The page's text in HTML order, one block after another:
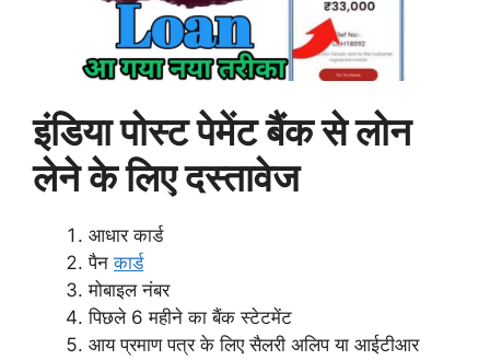
इंडिया पोस्ट पेमेंट बैंक से लोन
लेने के लिए दस्तावेज
आधार कार्ड
पैनकार्ड
मोबाइल नंबर
पिछले 6 महीने का बैंक स्टेटमेंट
आय प्रमाण पत्र के लिए सैलरी अलिप या आईटीआर